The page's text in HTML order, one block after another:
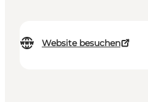
Website besuchen